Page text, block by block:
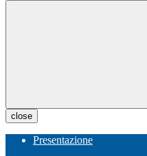
close
Presentazione